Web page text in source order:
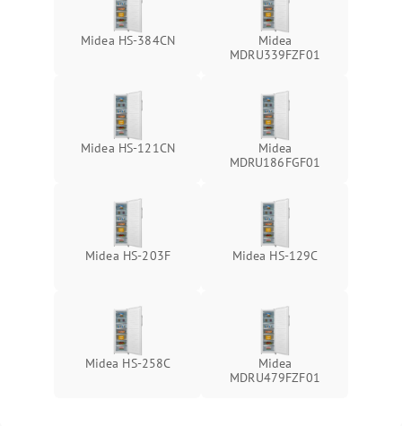
Midea HS-384CN
Midea
MDRU339FZF01
Midea HS-121CN
Midea
MDRU186FGF01
Midea HS-203F Midea HS-129C
Midea HS-258C
Midea
MDRU479FZF01